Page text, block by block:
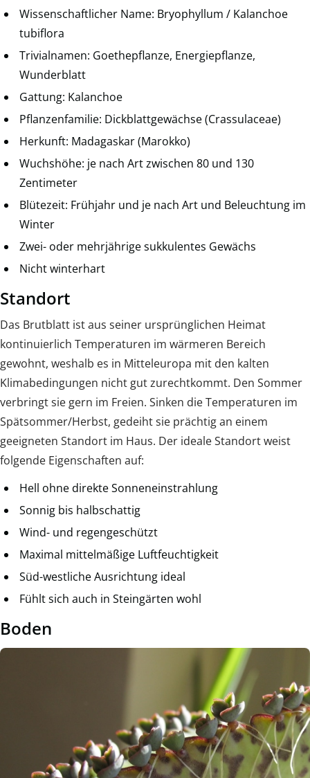
Wissenschaftlicher Name: Bryophyllum / Kalanchoe
tubiflora
Trivialnamen: Goethepflanze, Energiepflanze,
Wunderblatt
Gattung: Kalanchoe
Pflanzenfamilie: Dickblattgewächse (Crassulaceae)
Herkunft: Madagaskar (Marokko)
Wuchshöhe: je nach Art zwischen 80 und 130
Zentimeter
Blütezeit: Frühjahr und je nach Art und Beleuchtung im
Winter
Zwei- oder mehrjährige sukkulentes Gewächs
Nicht winterhart
Standort
Das Brutblatt ist aus seiner ursprünglichen Heimat
kontinuierlich Temperaturen im wärmeren Bereich
gewohnt, weshalb es in Mitteleuropa mit den kalten
Klimabedingungen nicht gut zurechtkommt. Den Sommer
verbringt sie gern im Freien. Sinken die Temperaturen im
Spätsommer/Herbst, gedeiht sie prächtig an einem
geeigneten Standort im Haus. Der ideale Standort weist
folgende Eigenschaften auf:
Hell ohne direkte Sonneneinstrahlung
Sonnig bis halbschattig
Wind- und regengeschützt
Maximal mittelmäßige Luftfeuchtigkeit
Süd-westliche Ausrichtung ideal
Fühlt sich auch in Steingärten wohl
Boden